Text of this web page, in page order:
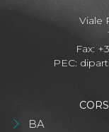
Viale
Fax:
PEC:
BA